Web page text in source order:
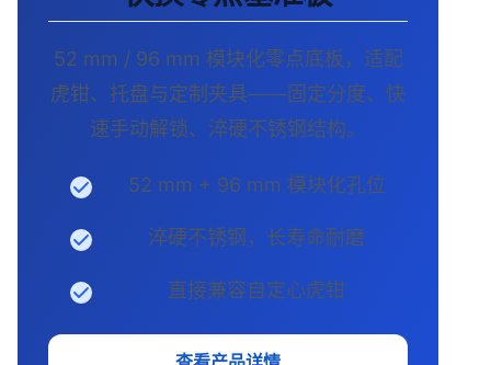
52 mm / 96 mm 模块化零点底板，适配
虎钳、托盘与定制夹具——固定分度、快
速手动解锁、淬硬不锈钢结构。
52 mm + 96 mm 模块化孔位
淬硬不锈钢，长寿命耐磨
直接兼容自定心虎钳